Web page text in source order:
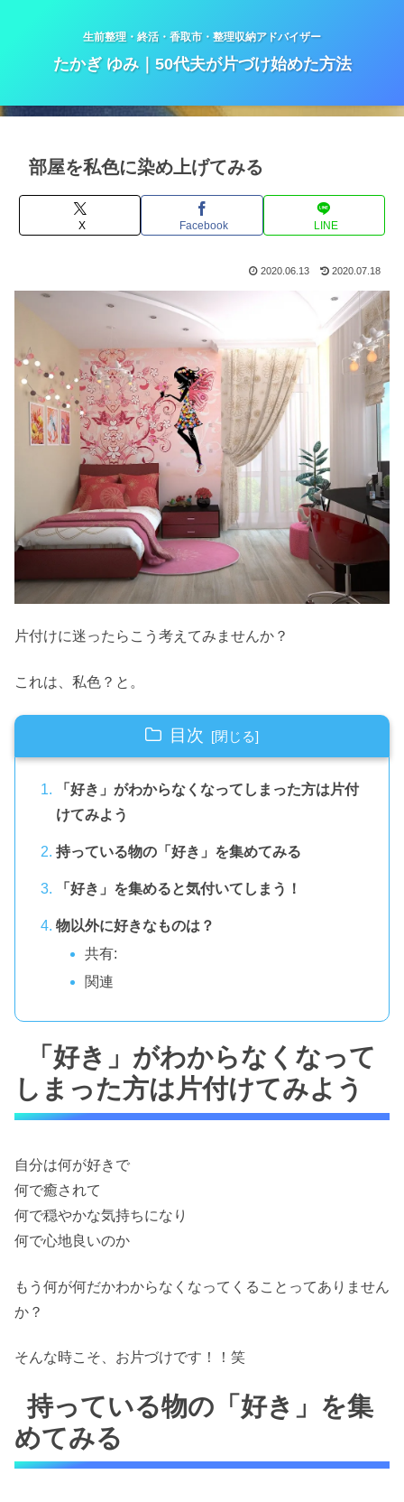
生前整理・終活・香取市・整理収納アドバイザー
たかぎ ゆみ｜50代夫が片づけ始めた方法
部屋を私色に染め上げてみる
X Facebook LINE
2020.06.13 2020.07.18
片付けに迷ったらこう考えてみませんか？
これは、私色？と。
目次
「好き」がわからなくなってしまった方は片付
けてみよう
持っている物の「好き」を集めてみる
「好き」を集めると気付いてしまう！
物以外に好きなものは？
共有:
関連
「好き」がわからなくなって
しまった方は片付けてみよう
自分は何が好きで
何で癒されて
何で穏やかな気持ちになり
何で心地良いのか
もう何が何だかわからなくなってくることってありません
か？
そんな時こそ、お片づけです！！笑
持っている物の「好き」を集
めてみる